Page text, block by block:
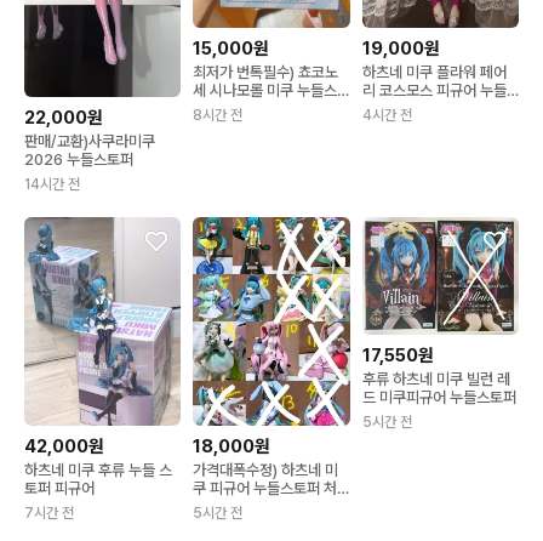
22,000원
판매/교환)사쿠라미쿠
2026 누들스토퍼
14시간 전
15,000원
최저가 번톡필수) 쵸코노
세 시나모롤 미쿠 누들스
토퍼
8시간 전
19,000원
하츠네 미쿠 플라워 페어
리 코스모스 피규어 누들
스토퍼
4시간 전
42,000원
하츠네 미쿠 후류 누들 스
토퍼 피규어
7시간 전
18,000원
가격대폭수정) 하츠네 미
쿠 피규어 누들스토퍼 처
분1
5시간 전
17,550원
후류 하츠네 미쿠 빌런 레
드 미쿠피규어 누들스토퍼
5시간 전